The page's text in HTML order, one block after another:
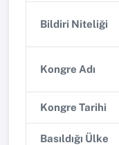
Bildiri Niteliği
Kongre Adı
Kongre Tarihi
Basıldığı Ülke